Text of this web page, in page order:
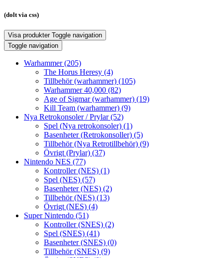
(dolt via css)
Visa produkter Toggle navigation
Toggle navigation
Warhammer(205)
The Horus Heresy (4)
Tillbehör (warhammer) (105)
Warhammer 40,000 (82)
Age of Sigmar (warhammer) (19)
Kill Team (warhammer) (9)
Nya Retrokonsoler / Prylar(52)
Spel (Nya retrokonsoler) (1)
Basenheter (Retrokonsoller) (5)
Tillbehör (Nya Retrotillbehör) (9)
Övrigt (Prylar) (37)
Nintendo NES (77)
Kontroller (NES) (1)
Spel (NES) (57)
Basenheter (NES) (2)
Tillbehör (NES) (13)
Övrigt (NES) (4)
Super Nintendo (51)
Kontroller (SNES) (2)
Spel (SNES) (41)
Basenheter (SNES) (0)
Tillbehör (SNES) (9)